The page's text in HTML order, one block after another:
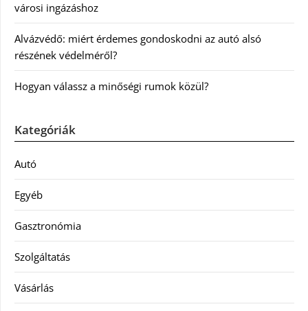
városi ingázáshoz
Alvázvédő: miért érdemes gondoskodni az autó alsó
részének védelméről?
Hogyan válassz a minőségi rumok közül?
Kategóriák
Autó
Egyéb
Gasztronómia
Szolgáltatás
Vásárlás